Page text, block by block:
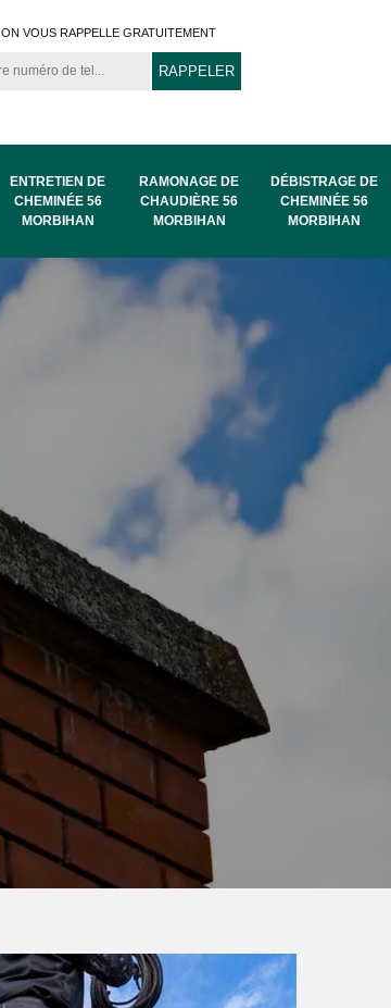
ON VOUS RAPPELLE GRATUITEMENT
ENTRETIEN DE
CHEMINÉE 56
MORBIHAN
RAMONAGE DE
CHAUDIÈRE 56
MORBIHAN
DÉBISTRAGE DE
CHEMINÉE 56
MORBIHAN
Ramonage de
chaudière 56
Morbihan